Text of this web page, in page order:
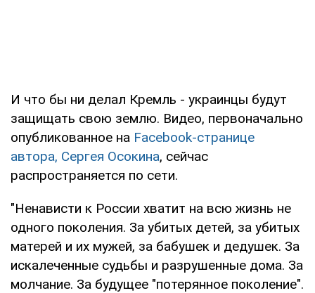
И что бы ни делал Кремль - украинцы будут
защищать свою землю. Видео, первоначально
опубликованное на Facebook-странице
автора, Сергея Осокина, сейчас
распространяется по сети.
"Ненависти к России хватит на всю жизнь не
одного поколения. За убитых детей, за убитых
матерей и их мужей, за бабушек и дедушек. За
искалеченные судьбы и разрушенные дома. За
молчание. За будущее "потерянное поколение".